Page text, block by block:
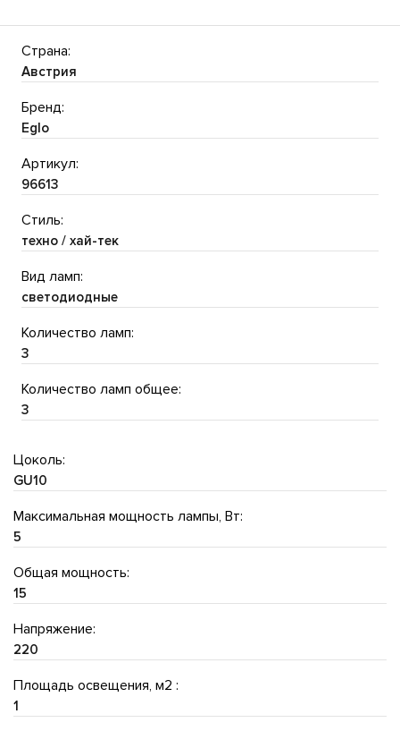
Страна:
Австрия
Бренд:
Eglo
Артикул:
96613
Стиль:
техно / хай-тек
Вид ламп:
светодиодные
Количество ламп:
3
Количество ламп общее:
3
Цоколь:
GU10
Максимальная мощность лампы, Вт:
5
Общая мощность:
15
Напряжение:
220
Площадь освещения, м2 :
1